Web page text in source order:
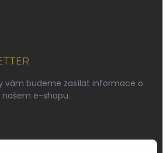
vám budeme zasílat informace o
e-shopu.